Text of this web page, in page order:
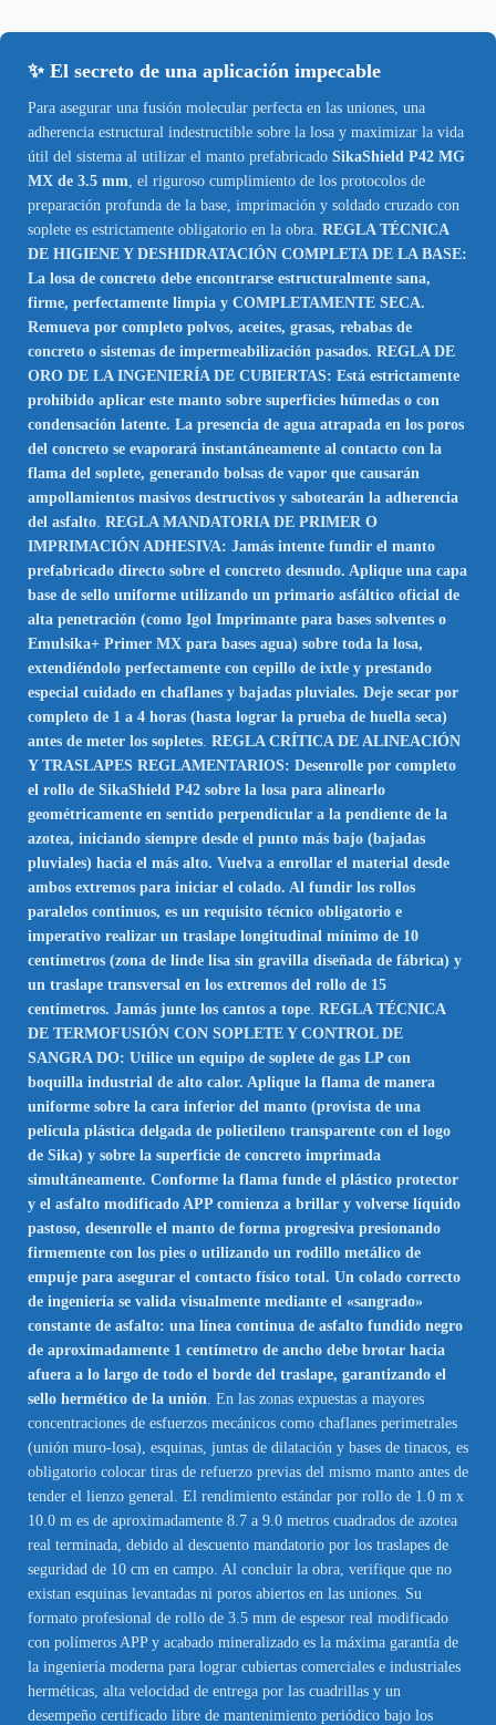
✨ El secreto de una aplicación impecable
Para asegurar una fusión molecular perfecta en las uniones, una
adherencia estructural indestructible sobre la losa y maximizar la vida
útil del sistema al utilizar el manto prefabricado SikaShield P42 MG
MX de 3.5 mm, el riguroso cumplimiento de los protocolos de
preparación profunda de la base, imprimación y soldado cruzado con
soplete es estrictamente obligatorio en la obra. REGLA TÉCNICA
DE HIGIENE Y DESHIDRATACIÓN COMPLETA DE LA BASE:
La losa de concreto debe encontrarse estructuralmente sana,
firme, perfectamente limpia y COMPLETAMENTE SECA.
Remueva por completo polvos, aceites, grasas, rebabas de
concreto o sistemas de impermeabilización pasados. REGLA DE
ORO DE LA INGENIERÍA DE CUBIERTAS: Está estrictamente
prohibido aplicar este manto sobre superficies húmedas o con
condensación latente. La presencia de agua atrapada en los poros
del concreto se evaporará instantáneamente al contacto con la
flama del soplete, generando bolsas de vapor que causarán
ampollamientos masivos destructivos y sabotearán la adherencia
del asfalto. REGLA MANDATORIA DE PRIMER O
IMPRIMACIÓN ADHESIVA: Jamás intente fundir el manto
prefabricado directo sobre el concreto desnudo. Aplique una capa
base de sello uniforme utilizando un primario asfáltico oficial de
alta penetración (como Igol Imprimante para bases solventes o
Emulsika+ Primer MX para bases agua) sobre toda la losa,
extendiéndolo perfectamente con cepillo de ixtle y prestando
especial cuidado en chaflanes y bajadas pluviales. Deje secar por
completo de 1 a 4 horas (hasta lograr la prueba de huella seca)
antes de meter los sopletes. REGLA CRÍTICA DE ALINEACIÓN
Y TRASLAPES REGLAMENTARIOS: Desenrolle por completo
el rollo de SikaShield P42 sobre la losa para alinearlo
geométricamente en sentido perpendicular a la pendiente de la
azotea, iniciando siempre desde el punto más bajo (bajadas
pluviales) hacia el más alto. Vuelva a enrollar el material desde
ambos extremos para iniciar el colado. Al fundir los rollos
paralelos continuos, es un requisito técnico obligatorio e
imperativo realizar un traslape longitudinal mínimo de 10
centímetros (zona de linde lisa sin gravilla diseñada de fábrica) y
un traslape transversal en los extremos del rollo de 15
centímetros. Jamás junte los cantos a tope. REGLA TÉCNICA
DE TERMOFUSIÓN CON SOPLETE Y CONTROL DE
SANGRA DO: Utilice un equipo de soplete de gas LP con
boquilla industrial de alto calor. Aplique la flama de manera
uniforme sobre la cara inferior del manto (provista de una
película plástica delgada de polietileno transparente con el logo
de Sika) y sobre la superficie de concreto imprimada
simultáneamente. Conforme la flama funde el plástico protector
y el asfalto modificado APP comienza a brillar y volverse líquido
pastoso, desenrolle el manto de forma progresiva presionando
firmemente con los pies o utilizando un rodillo metálico de
empuje para asegurar el contacto físico total. Un colado correcto
de ingeniería se valida visualmente mediante el «sangrado»
constante de asfalto: una línea continua de asfalto fundido negro
de aproximadamente 1 centímetro de ancho debe brotar hacia
afuera a lo largo de todo el borde del traslape, garantizando el
sello hermético de la unión. En las zonas expuestas a mayores
concentraciones de esfuerzos mecánicos como chaflanes perimetrales
(unión muro-losa), esquinas, juntas de dilatación y bases de tinacos, es
obligatorio colocar tiras de refuerzo previas del mismo manto antes de
tender el lienzo general. El rendimiento estándar por rollo de 1.0 m x
10.0 m es de aproximadamente 8.7 a 9.0 metros cuadrados de azotea
real terminada, debido al descuento mandatorio por los traslapes de
seguridad de 10 cm en campo. Al concluir la obra, verifique que no
existan esquinas levantadas ni poros abiertos en las uniones. Su
formato profesional de rollo de 3.5 mm de espesor real modificado
con polímeros APP y acabado mineralizado es la máxima garantía de
la ingeniería moderna para lograr cubiertas comerciales e industriales
herméticas, alta velocidad de entrega por las cuadrillas y un
desempeño certificado libre de mantenimiento periódico bajo los